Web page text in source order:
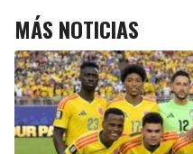
MÁS NOTICIAS